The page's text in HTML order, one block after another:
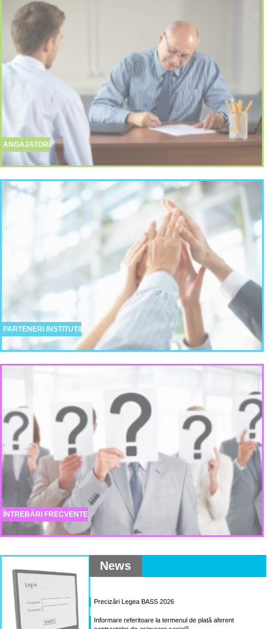
ANGAJATORI
PARTENERI INSTITUȚII
ÎNTREBĂRI FRECVENTE
News
Precizări Legea BASS 2026
Informare referitoare la termenul de plată aferent